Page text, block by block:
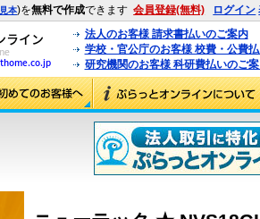
見本)を無料で作成できます 会員登録(無料) ログイン
法人のお客様 請求書払いのご案内
学校・官公庁のお客様 校費・公費
研究機関のお客様 科研費払いのご